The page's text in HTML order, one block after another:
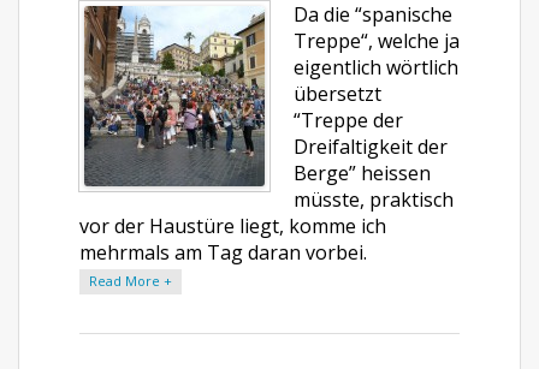
Da die “spanische
Treppe“, welche ja
eigentlich wörtlich
übersetzt
“Treppe der
Dreifaltigkeit der
Berge” heissen
müsste, praktisch
vor der Haustüre liegt, komme ich
mehrmals am Tag daran vorbei.
Read More +